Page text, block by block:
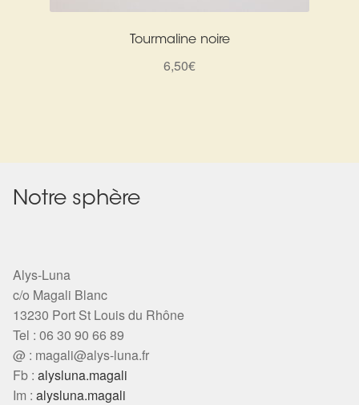
Tourmaline noire
6,50€
Notre sphère
Alys-Luna
c/o Magali Blanc
13230 Port St Louis du Rhône
Tel : 06 30 90 66 89
@ : magali@alys-luna.fr
Fb : alysluna.magali
Im : alysluna.magali